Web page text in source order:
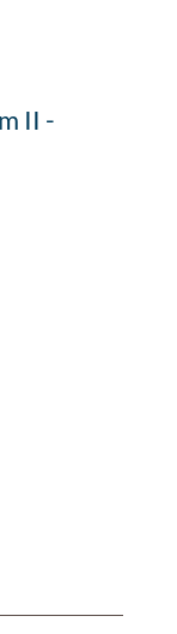
II -